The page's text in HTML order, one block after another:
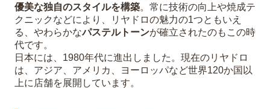
優美な独自のスタイルを構築。常に技術の向上や焼成テ
クニックなどにより、リヤドロの魅力の1つともいえ
る、やわらかなパステルトーンが確立されたのもこの時
代です。
日本には、1980年代に進出しました。現在のリヤドロ
は、アジア、アメリカ、ヨーロッパなど世界120か国以
上に店舗を展開しています。